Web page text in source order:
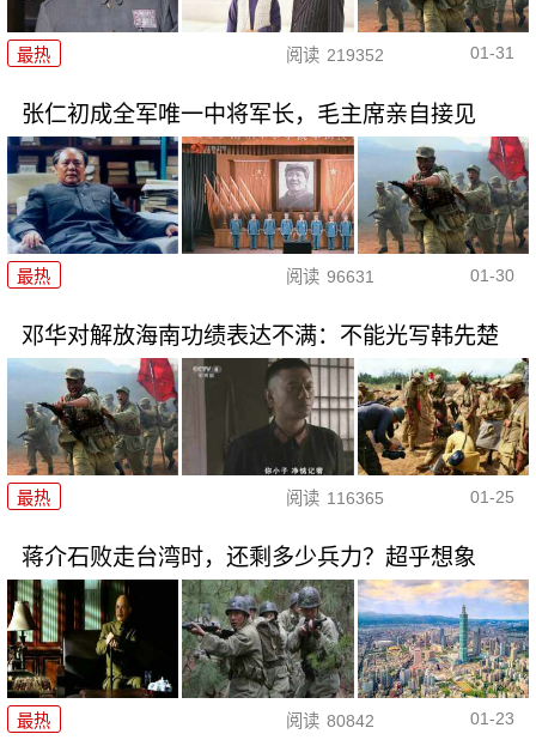
最热 阅读 219352 01-31
张仁初成全军唯一中将军长，毛主席亲自接见
最热 阅读 96631 01-30
邓华对解放海南功绩表达不满：不能光写韩先楚
最热 阅读 116365 01-25
蒋介石败走台湾时，还剩多少兵力？超乎想象
最热 阅读 80842 01-23